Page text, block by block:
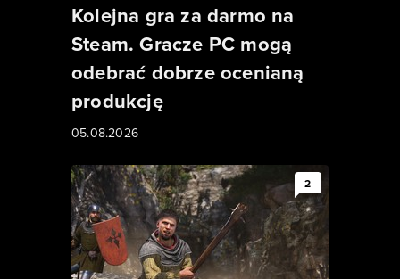
Kolejna gra za darmo na
Steam. Gracze PC mogą
odebrać dobrze ocenianą
produkcję
05.08.2026
2